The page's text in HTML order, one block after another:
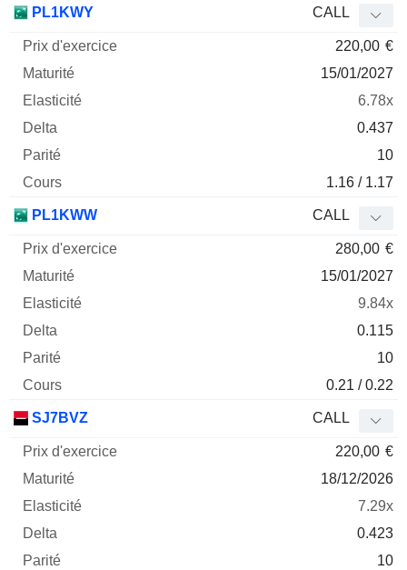
PL1KWY CALL
220,00 €
15/01/2027
6.78x
0.437
10
1.16 / 1.17
PL1KWW CALL
280,00 €
15/01/2027
9.84x
0.115
10
0.21 / 0.22
SJ7BVZ CALL
220,00 €
18/12/2026
7.29x
0.423
10